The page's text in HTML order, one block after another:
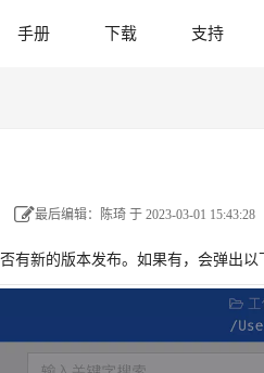
手册 下载 支持
最后编辑：陈琦 于 2023-03-01 15:43:28
有新的版本发布。如果有，会弹出以